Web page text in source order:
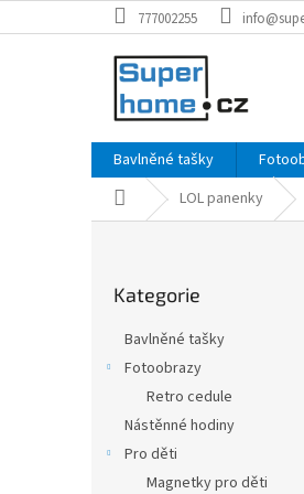
na
777002255
Bavlněné tašky
Domů LOL panenky
kategorie
Kategorie
Bavlněné tašky
Fotoobrazy
Retro cedule
Nástěnné hodiny
Pro děti
Magnetky pro děti